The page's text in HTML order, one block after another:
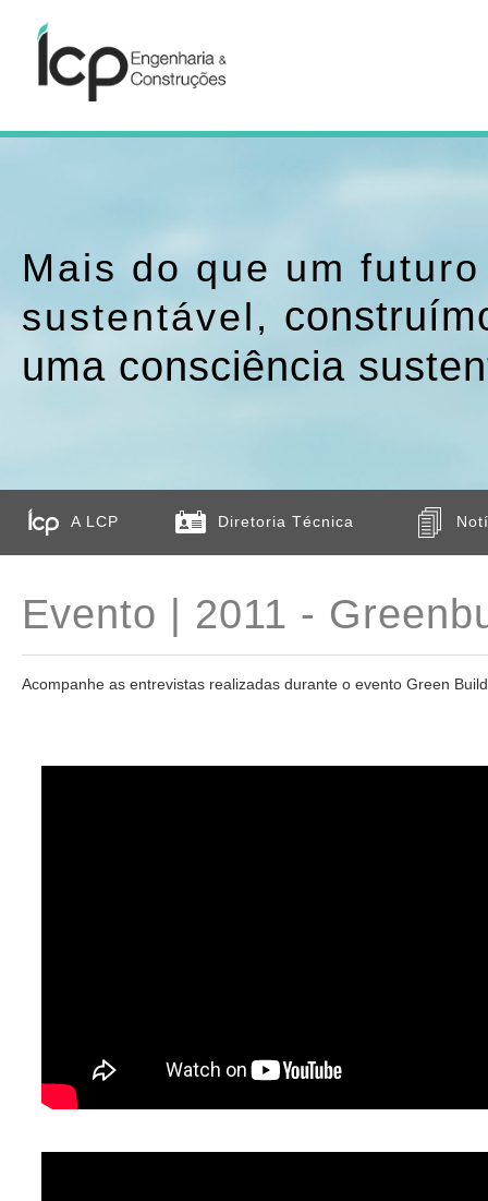
Mais do que um futuro
sustentável,
uma consciência
A LCP Diretoria Técnica
Evento | 2011 -
Acompanhe as entrevistas realizadas durante o evento Green